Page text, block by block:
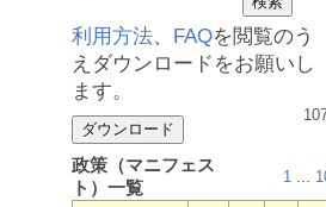
利用方法、 FAQを閲覧のう
えダウンロードをお願いし
ます。
政策（マニフェス
ト）一覧
1 ...